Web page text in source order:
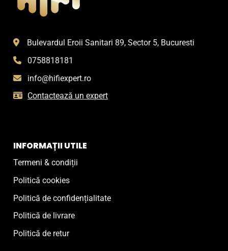
Bulevardul Eroii Sanitari 89, Sector 5, Bucuresti
0758818181
info@hifiexpert.ro
Contactează un expert
INFORMAȚII UTILE
Termeni & condiții
Politică cookies
Politică de confidențialitate
Politică de livrare
Politică de retur